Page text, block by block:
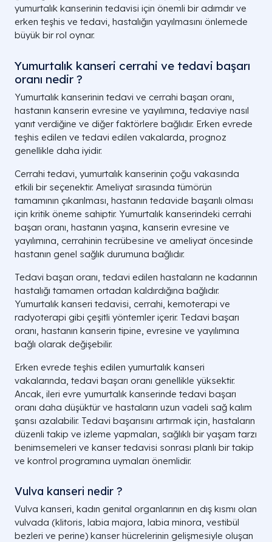
yumurtalık kanserinin tedavisi için önemli bir adımdır ve
erken teşhis ve tedavi, hastalığın yayılmasını önlemede
büyük bir rol oynar.
Yumurtalık kanseri cerrahi ve tedavi başarı
oranı nedir ?
Yumurtalık kanserinin tedavi ve cerrahi başarı oranı,
hastanın kanserin evresine ve yayılımına, tedaviye nasıl
yanıt verdiğine ve diğer faktörlere bağlıdır. Erken evrede
teşhis edilen ve tedavi edilen vakalarda, prognoz
genellikle daha iyidir.
Cerrahi tedavi, yumurtalık kanserinin çoğu vakasında
etkili bir seçenektir. Ameliyat sırasında tümörün
tamamının çıkarılması, hastanın tedavide başarılı olması
için kritik öneme sahiptir. Yumurtalık kanserindeki cerrahi
başarı oranı, hastanın yaşına, kanserin evresine ve
yayılımına, cerrahinin tecrübesine ve ameliyat öncesinde
hastanın genel sağlık durumuna bağlıdır.
Tedavi başarı oranı, tedavi edilen hastaların ne kadarının
hastalığı tamamen ortadan kaldırdığına bağlıdır.
Yumurtalık kanseri tedavisi, cerrahi, kemoterapi ve
radyoterapi gibi çeşitli yöntemler içerir. Tedavi başarı
oranı, hastanın kanserin tipine, evresine ve yayılımına
bağlı olarak değişebilir.
Erken evrede teşhis edilen yumurtalık kanseri
vakalarında, tedavi başarı oranı genellikle yüksektir.
Ancak, ileri evre yumurtalık kanserinde tedavi başarı
oranı daha düşüktür ve hastaların uzun vadeli sağ kalım
şansı azalabilir. Tedavi başarısını artırmak için, hastaların
düzenli takip ve izleme yapmaları, sağlıklı bir yaşam tarzı
benimsemeleri ve kanser tedavisi sonrası planlı bir takip
ve kontrol programına uymaları önemlidir.
Vulva kanseri nedir ?
Vulva kanseri, kadın genital organlarının en dış kısmı olan
vulvada (klitoris, labia majora, labia minora, vestibül
bezleri ve perine) kanser hücrelerinin gelişmesiyle oluşan